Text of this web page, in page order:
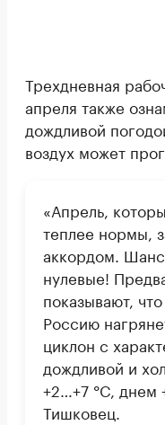
Трехдневная
апреля также
дождливой
воздух может
«Апрель,
теплее нормы,
аккордом.
нулевые!
показывают,
Россию
циклон с
дождливой и
+2…+7 °C, днем
Тишковец.